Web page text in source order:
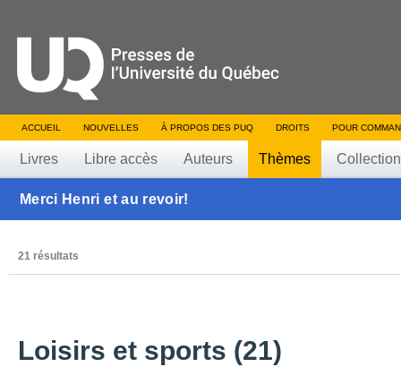
ACCUEIL NOUVELLES À PROPOS DES PUQ DROITS POUR
Livres Libre accès Auteurs Thèmes
Merci Henri et au revoir!
21 résultats
Loisirs et sports (21)